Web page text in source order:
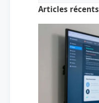
Articles récents